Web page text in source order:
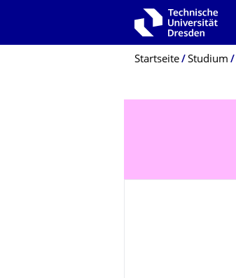
Zur Hauptnavigation springen
Breadcrumb-Menü
Startseite Studium